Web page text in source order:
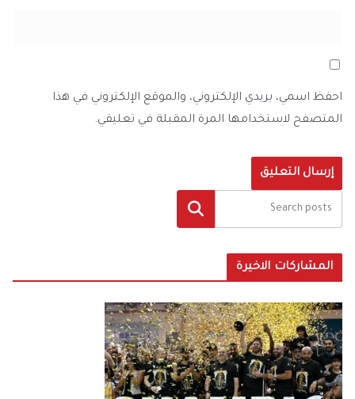
احفظ اسمي، بريدي الإلكتروني، والموقع الإلكتروني في هذا
المتصفح لاستخدامها المرة المقبلة في تعليقي.
البحث
المشاركات الاخيرة